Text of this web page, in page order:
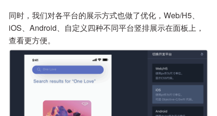
同时，我们对各平台的展示方式也做了优化，Web/H5、
iOS、Android、自定义四种不同平台竖排展示在面板上，
查看更方便。